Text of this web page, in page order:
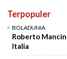
Terpopuler
BOLADUNIA
Roberto
Italia